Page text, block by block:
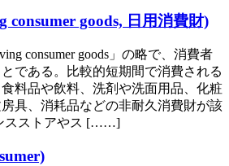
consumer goods, 日用消費財)
consumer goods」の略で、消費者
である。比較的短期間で消費される
料品や飲料、洗剤や洗面用品、化粧
具、消耗品などの非耐久消費財が該
スストアやス [……]